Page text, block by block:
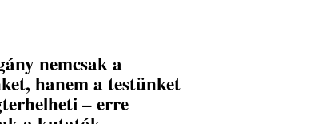
nemcsak a
hanem a testünket
– erre